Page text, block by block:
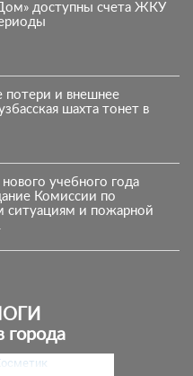
доступны счета ЖКУ
и внешнее
шахта тонет в
учебного года
Комиссии по
ситуациям и пожарной
города